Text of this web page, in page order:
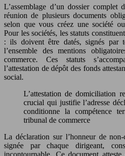
L’assemblage d’un dossier complet
réunion de plusieurs documents
selon que vous créez une société
Pour les sociétés, les statuts
: ils doivent être datés, signés par
l’ensemble des mentions
commerce. Ces statuts
l’attestation de dépôt des fonds
social.
L’attestation de domiciliation
crucial qui justifie l’adresse
conditionne la compétence
tribunal de commerce
La déclaration sur l’honneur de
signée par chaque dirigeant,
incontournable. Ce document